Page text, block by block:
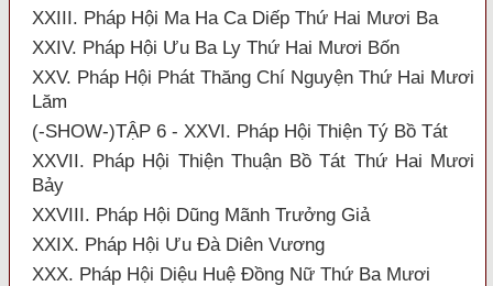
XXIII. Pháp Hội Ma Ha Ca Diếp Thứ Hai Mươi Ba
XXIV. Pháp Hội Ưu Ba Ly Thứ Hai Mươi Bốn
XXV. Pháp Hội Phát Thăng Chí Nguyện Thứ Hai Mươi
Lăm
(-SHOW-)TẬP 6 - XXVI. Pháp Hội Thiện Tý Bồ Tát
XXVII. Pháp Hội Thiện Thuận Bồ Tát Thứ Hai Mươi
Bảy
XXVIII. Pháp Hội Dũng Mãnh Trưởng Giả
XXIX. Pháp Hội Ưu Đà Diên Vương
XXX. Pháp Hội Diệu Huệ Đồng Nữ Thứ Ba Mươi